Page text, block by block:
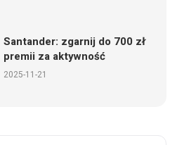
Santander: zgarnij do 700 zł
premii za aktywność
2025-11-21